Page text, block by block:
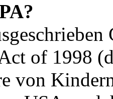
of 1998
von